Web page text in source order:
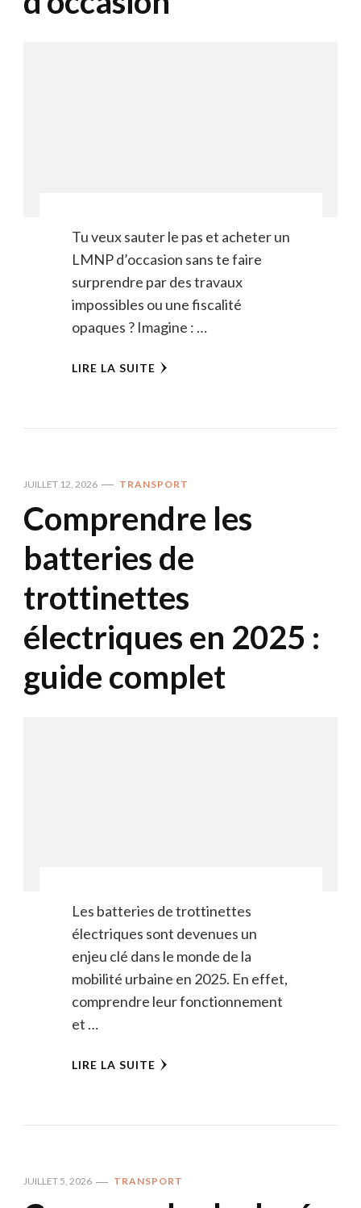
Tu veux sauter le pas et acheter un
LMNP d’occasion sans te faire
surprendre par des travaux
impossibles ou une fiscalité
opaques ? Imagine : …
LIRE LA SUITE
JUILLET 12, 2026 TRANSPORT
Comprendre les
batteries de
trottinettes
électriques en 2025 :
guide complet
Les batteries de trottinettes
électriques sont devenues un
enjeu clé dans le monde de la
mobilité urbaine en 2025. En effet,
comprendre leur fonctionnement
et …
LIRE LA SUITE
JUILLET 5, 2026 TRANSPORT